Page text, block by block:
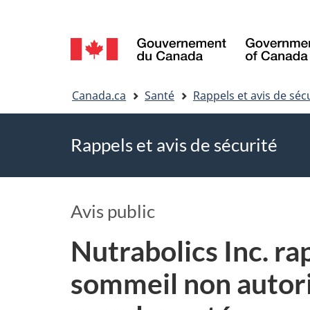
Sélection
de
la
Canada.ca Santé Rappels et avis de
Rappels et avis de sécurité
Avis public
Nutrabolics Inc.
sommeil non